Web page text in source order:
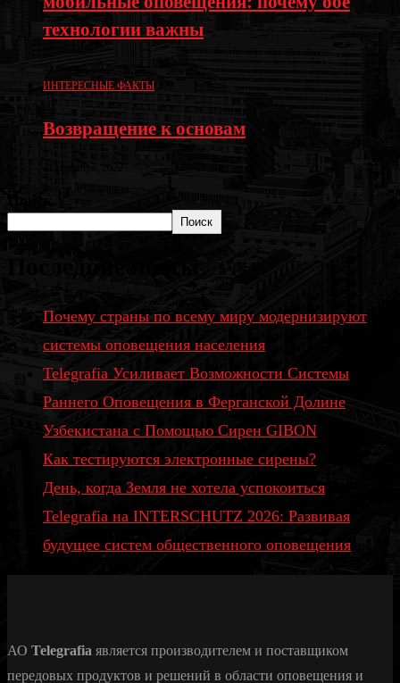
технологии важны
ИНТЕРЕСНЫЕ ФАКТЫ
Возвращение к основам
Поиск
Почему страны по всему миру модернизируют
системы оповещения населения
Telegrafia Усиливает Возможности Системы
Раннего Оповещения в Ферганской Долине
Узбекистана с Помощью Сирен GIBON
Как тестируются электронные сирены?
День, когда Земля не хотела успокоиться
Telegrafia на INTERSCHUTZ 2026: Развивая
будущее систем общественного оповещения
АО Telegrafia является производителем и поставщиком
передовых продуктов и решений в области оповещения и